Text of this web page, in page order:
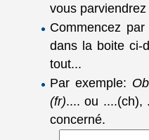
vous
Commencez
dans la boite ci-
tout...
Par exemple:
(fr).... ou ....(ch),
concerné.